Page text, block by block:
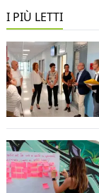
I PIÙ LETTI